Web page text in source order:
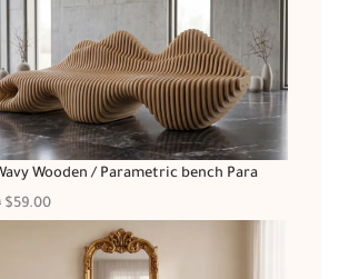
Wooden / Parametric bench Para
$59.00